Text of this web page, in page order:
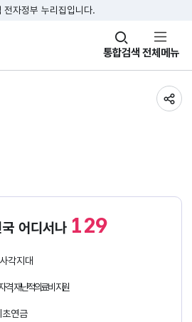
전자정부 누리집입니다.
통합검색
창
열기 전체메뉴
어디서나 129
각지대
격, 재난적의료비 지원
연금